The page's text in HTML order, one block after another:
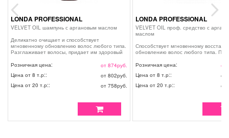
LONDA PROFESSIONAL
VELVET OIL шампунь с аргановым маслом
Деликатно очищает и способствует
мгновенному обновлению волос любого типа.
Разглаживает волосы, придает им здоровый
масло и витамин Е ПРИМЕНЕНИЕ: Нанести
движениями. Смыть водой.
Розничная цена: от 874руб.
Цена от 8 т.р::
от 802руб.
Цена от 20 т.р::
от 758руб.
LONDA PROFESSIONAL
VELVET OIL проф. средство с
маслом
Способствует мгновенному
обновлению волос любого типа.
ИНГРЕДИЕНТЫ: Аргановое масло и
массирующими движениями.
минут для воздействия. Тщательно
водой.
Розничная цена:
от
Цена от 8 т.р::
от
Цена от 20 т.р::
от
Previous Next